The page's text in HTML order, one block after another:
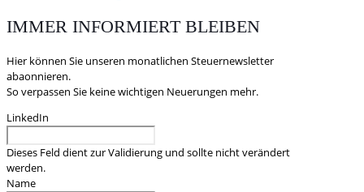
IMMER INFORMIERT BLEIBEN
Hier können Sie unseren monatlichen Steuernewsletter
abaonnieren.
So verpassen Sie keine wichtigen Neuerungen mehr.
LinkedIn
Dieses Feld dient zur Validierung und sollte nicht verändert
werden.
Name